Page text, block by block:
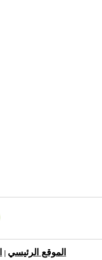
الموقع الرئيسي